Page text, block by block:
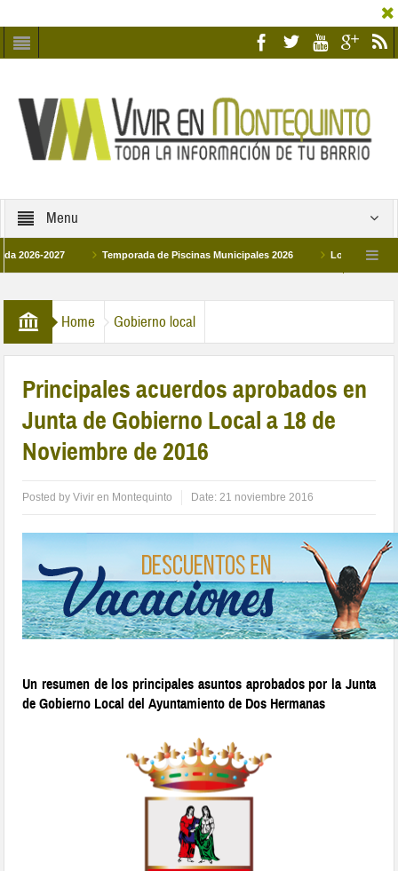
Menu
2027 Temporada de Piscinas Municipales 2026 Los Campus de
Home Gobierno local
Principales acuerdos aprobados en
Junta de Gobierno Local a 18 de
Noviembre de 2016
Posted byVivir en Montequinto Date:21 noviembre 2016
Un resumen de los principales asuntos aprobados por la Junta
de Gobierno Local del Ayuntamiento de Dos Hermanas